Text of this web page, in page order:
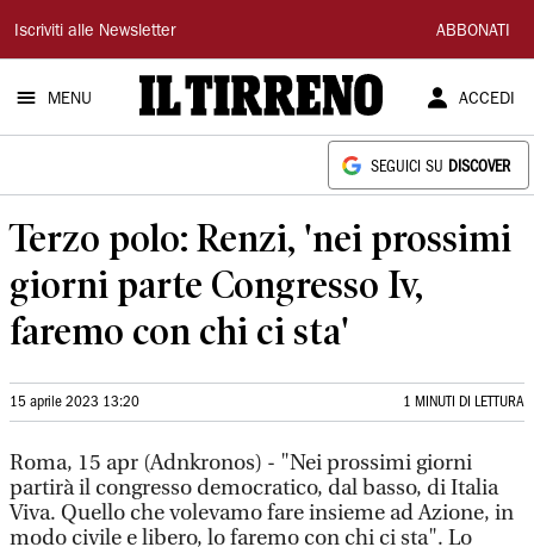
Il
Tirreno
Iscriviti alle Newsletter ABBONATI
MENU ACCEDI
SEGUICI SU DISCOVER
Terzo polo: Renzi, 'nei prossimi
giorni parte Congresso Iv,
faremo con chi ci sta'
15 aprile 2023 13:20 1 MINUTI DI LETTURA
Roma, 15 apr (Adnkronos) - "Nei prossimi giorni
partirà il congresso democratico, dal basso, di Italia
Viva. Quello che volevamo fare insieme ad Azione, in
modo civile e libero, lo faremo con chi ci sta". Lo